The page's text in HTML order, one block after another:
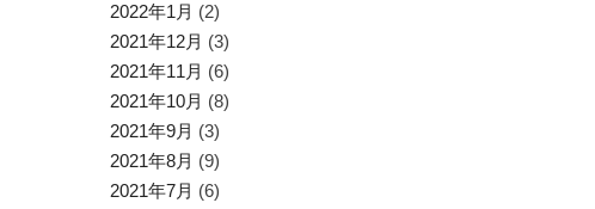
2022年1月 (2)
2021年12月 (3)
2021年11月 (6)
2021年10月 (8)
2021年9月 (3)
2021年8月 (9)
2021年7月 (6)